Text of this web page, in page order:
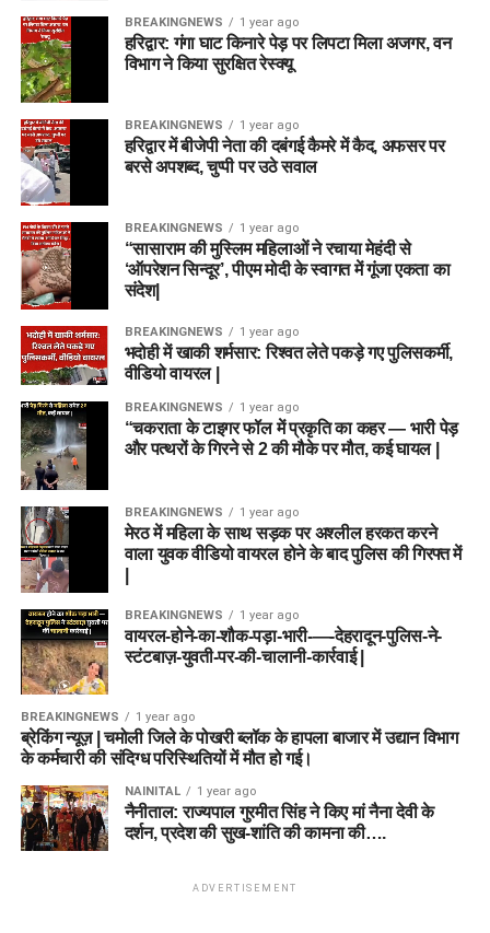
BREAKINGNEWS 1 year ago
हरिद्वार: गंगा घाट किनारे पेड़ पर लिपटा मिला अजगर, वन
विभाग ने किया सुरक्षित रेस्क्यू
BREAKINGNEWS 1 year ago
हरिद्वार में बीजेपी नेता की दबंगई कैमरे में कैद, अफसर पर
बरसे अपशब्द, चुप्पी पर उठे सवाल
BREAKINGNEWS 1 year ago
“सासाराम की मुस्लिम महिलाओं ने रचाया मेहंदी से
‘ऑपरेशन सिन्दूर’, पीएम मोदी के स्वागत में गूंजा एकता का
संदेश|
BREAKINGNEWS 1 year ago
भदोही में खाकी शर्मसार: रिश्वत लेते पकड़े गए पुलिसकर्मी,
वीडियो वायरल |
BREAKINGNEWS 1 year ago
“चकराता के टाइगर फॉल में प्रकृति का कहर — भारी पेड़
और पत्थरों के गिरने से 2 की मौके पर मौत, कई घायल |
BREAKINGNEWS 1 year ago
मेरठ में महिला के साथ सड़क पर अश्लील हरकत करने
वाला युवक वीडियो वायरल होने के बाद पुलिस की गिरफ्त में
BREAKINGNEWS 1 year ago
वायरल-होने-का-शौक-पड़ा-भारी-—-देहरादून-पुलिस-ने-
स्टंटबाज़-युवती-पर-की-चालानी-कार्रवाई |
BREAKINGNEWS 1 year ago
ब्रेकिंग न्यूज़ | चमोली जिले के पोखरी ब्लॉक के हापला बाजार में उद्यान विभाग
के कर्मचारी की संदिग्ध परिस्थितियों में मौत हो गई।
NAINITAL 1 year ago
नैनीताल: राज्यपाल गुरमीत सिंह ने किए मां नैना देवी के
दर्शन, प्रदेश की सुख-शांति की कामना की….
ADVERTISEMENT